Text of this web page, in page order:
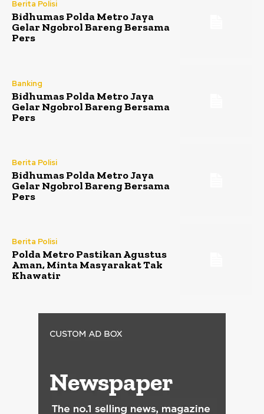
Berita Polisi
Bidhumas Polda Metro Jaya
Gelar Ngobrol Bareng Bersama
Pers
Banking
Bidhumas Polda Metro Jaya
Gelar Ngobrol Bareng Bersama
Pers
Berita Polisi
Bidhumas Polda Metro Jaya
Gelar Ngobrol Bareng Bersama
Pers
Berita Polisi
Polda Metro Pastikan Agustus
Aman, Minta Masyarakat Tak
Khawatir